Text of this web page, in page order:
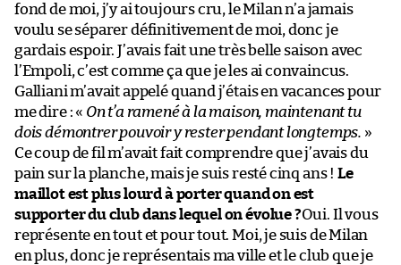
fond de moi, j’y ai toujours cru, le Milan n’a jamais
voulu se séparer définitivement de moi, donc je
gardais espoir. J’avais fait une très belle saison avec
l’Empoli, c’est comme ça que je les ai convaincus.
Galliani m’avait appelé quand j’étais en vacances pour
me dire : « On t’a ramené à la maison, maintenant tu
dois démontrer pouvoir y rester pendant longtemps. »
Ce coup de fil m’avait fait comprendre que j’avais du
pain sur la planche, mais je suis resté cinq ans ! Le
maillot est plus lourd à porter quand on est
supporter du club dans lequel on évolue ?Oui. Il vous
représente en tout et pour tout. Moi, je suis de Milan
en plus, donc je représentais ma ville et le club que je